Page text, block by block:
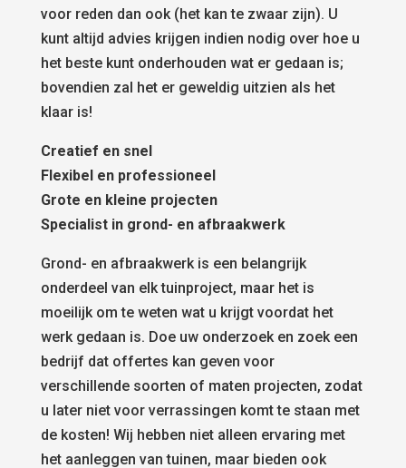
voor reden dan ook (het kan te zwaar zijn). U
kunt altijd advies krijgen indien nodig over hoe u
het beste kunt onderhouden wat er gedaan is;
bovendien zal het er geweldig uitzien als het
klaar is!
Creatief en snel
Flexibel en professioneel
Grote en kleine projecten
Specialist in grond- en afbraakwerk
Grond- en afbraakwerk is een belangrijk
onderdeel van elk tuinproject, maar het is
moeilijk om te weten wat u krijgt voordat het
werk gedaan is. Doe uw onderzoek en zoek een
bedrijf dat offertes kan geven voor
verschillende soorten of maten projecten, zodat
u later niet voor verrassingen komt te staan met
de kosten! Wij hebben niet alleen ervaring met
het aanleggen van tuinen, maar bieden ook